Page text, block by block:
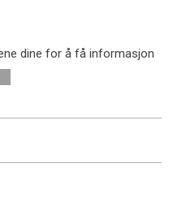
dine for å få informasjon